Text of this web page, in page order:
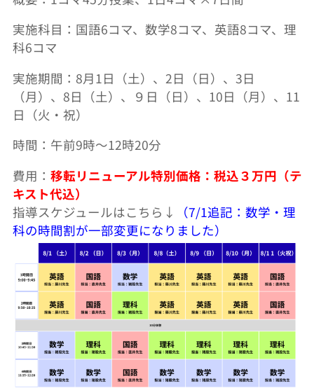
実施科目：国語6コマ、数学8コマ、英語8コマ、理
科6コマ
実施期間：8月1日（土）、2日（日）、3日
（月）、8日（土）、９日（日）、10日（月）、11
日（火・祝）
時間：午前9時～12時20分
費用： 移転リニューアル特別価格：税込３万円（テ
キスト代込）
指導スケジュールはこちら↓
（7/1追記：数学・理
科の時間割が一部変更になりました）